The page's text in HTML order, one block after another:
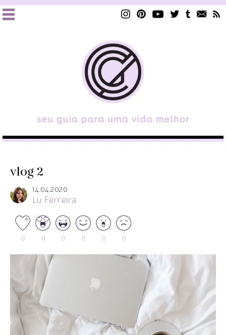
vlog 2
14.04.2020
Lu Ferreira
0 0 0 0 0 0